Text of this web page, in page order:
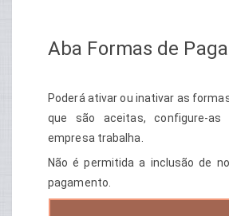
Aba Formas de
Poderá ativar ou inativar as
que são aceitas, configure-as
empresa trabalha.
Não é permitida a inclusão de
pagamento.